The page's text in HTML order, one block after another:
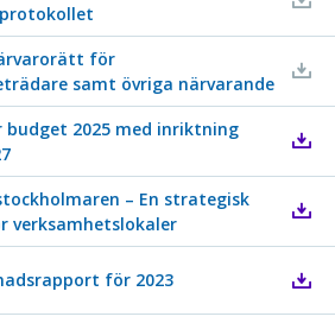
för
samt övriga närvarande
budget 2025 med inriktning
– En strategisk
verksamhetslokaler
för 2023